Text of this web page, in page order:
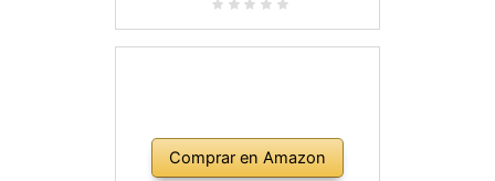
Comprar en Amazon